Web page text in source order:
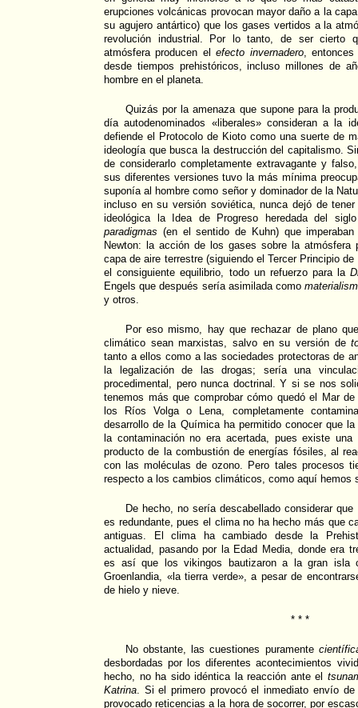
erupciones volcánicas provocan mayor daño a la
su agujero antártico) que los gases vertidos a la
revolución industrial. Por lo tanto, de ser cierto
atmósfera producen elefecto invernadero, entonces
desde tiempos prehistóricos, incluso millones de
hombre en el planeta.
Quizás por la amenaza que supone para la
día autodenominados «liberales» consideran a la
defiende el Protocolo de Kioto como una suerte de
ideología que busca la destrucción del capitalismo.
de considerarlo completamente extravagante y
sus diferentes versiones tuvo la más mínima
suponía al hombre como señor y dominador de la
incluso en su versión soviética, nunca dejó de
ideológica la Idea de Progreso heredada del
paradigmas (en el sentido de Kuhn) que
Newton: la acción de los gases sobre la atmósfera
capa de aire terrestre (siguiendo el Tercer Principio
el consiguiente equilibrio, todo un refuerzo para la
Engels que después sería asimilada como
y otros.
Por eso mismo, hay que rechazar de plano
climático sean marxistas, salvo en su versión de
tanto a ellos como a las sociedades protectoras de
la legalización de las drogas; sería una
procedimental, pero nunca doctrinal. Y si se nos
tenemos más que comprobar cómo quedó el Mar
los Ríos Volga o Lena, completamente
desarrollo de la Química ha permitido conocer que
la contaminación no era acertada, pues existe una
producto de la combustión de energías fósiles, al
con las moléculas de ozono. Pero tales procesos
respecto a los cambios climáticos, como aquí hemos
De hecho, no sería descabellado considerar
es redundante, pues el clima no ha hecho más que
antiguas. El clima ha cambiado desde la
actualidad, pasando por la Edad Media, donde era
es así que los vikingos bautizaron a la gran isla
Groenlandia, «la tierra verde», a pesar de
de hielo y nieve.
* * *
No obstante, las cuestiones puramente
desbordadas por los diferentes acontecimientos
hecho, no ha sido idéntica la reacción ante el
Katrina. Si el primero provocó el inmediato envío
provocado reticencias a la hora de socorrer, por